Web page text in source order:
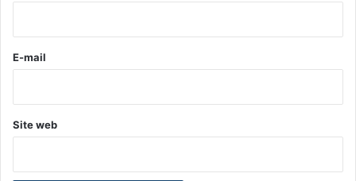
e
E-mail
Site web